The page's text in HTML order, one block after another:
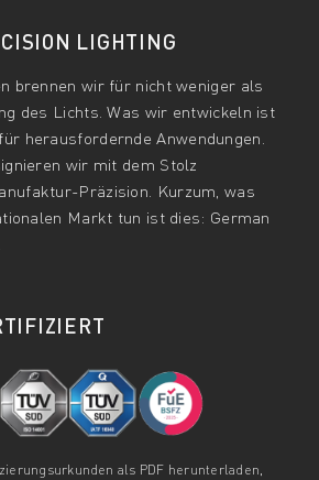
LIGHTING
brennen wir für nicht weniger als
des Lichts. Was wir entwickeln ist
herausfordernde Anwendungen.
wir mit dem Stolz
Präzision. Kurzum, was
Markt tun ist dies: German
als PDF herunterladen,